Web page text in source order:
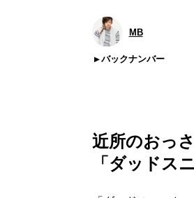
MB
バックナンバー
近所のおっ
「ダッドス